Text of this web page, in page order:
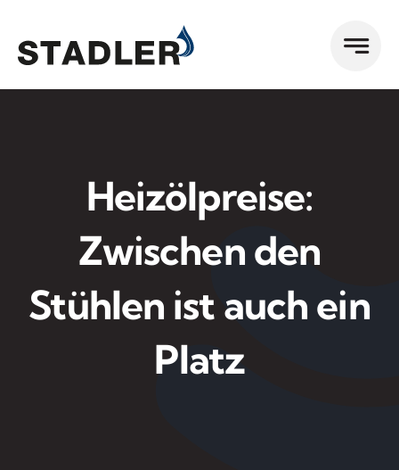
Inhalt
springen
Heizölpreise:
Zwischen den
Stühlen ist auch ein
Platz